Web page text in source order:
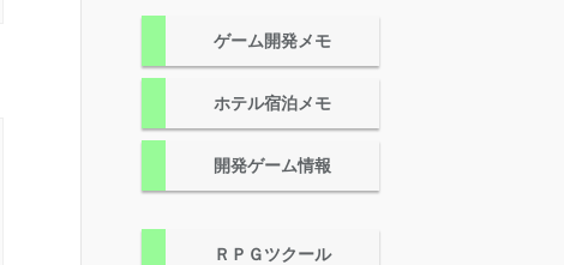
ゲーム開発メモ
ホテル宿泊メモ
開発ゲーム情報
ＲＰＧツクール